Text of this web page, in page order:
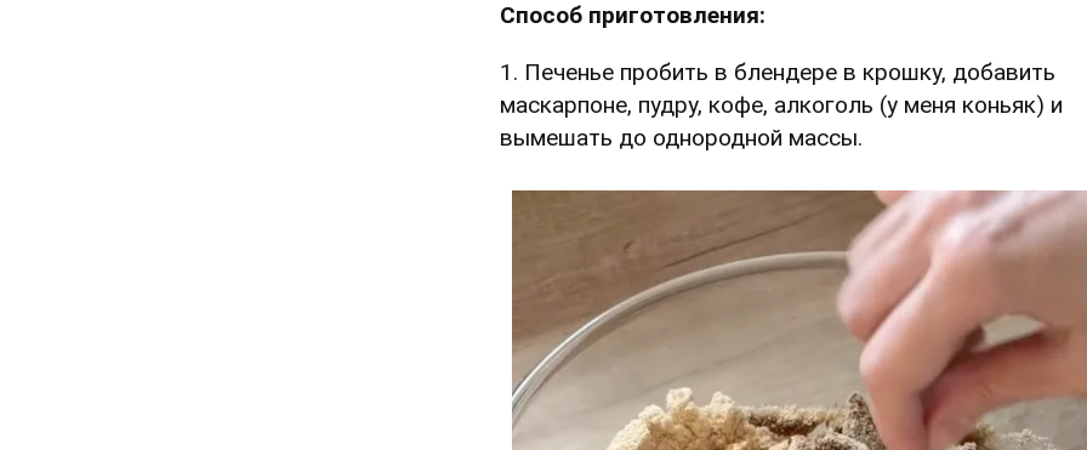
Способ приготовления:
1. Печенье пробить в блендере в крошку, добавить
маскарпоне, пудру, кофе, алкоголь (у меня коньяк) и
вымешать до однородной массы.